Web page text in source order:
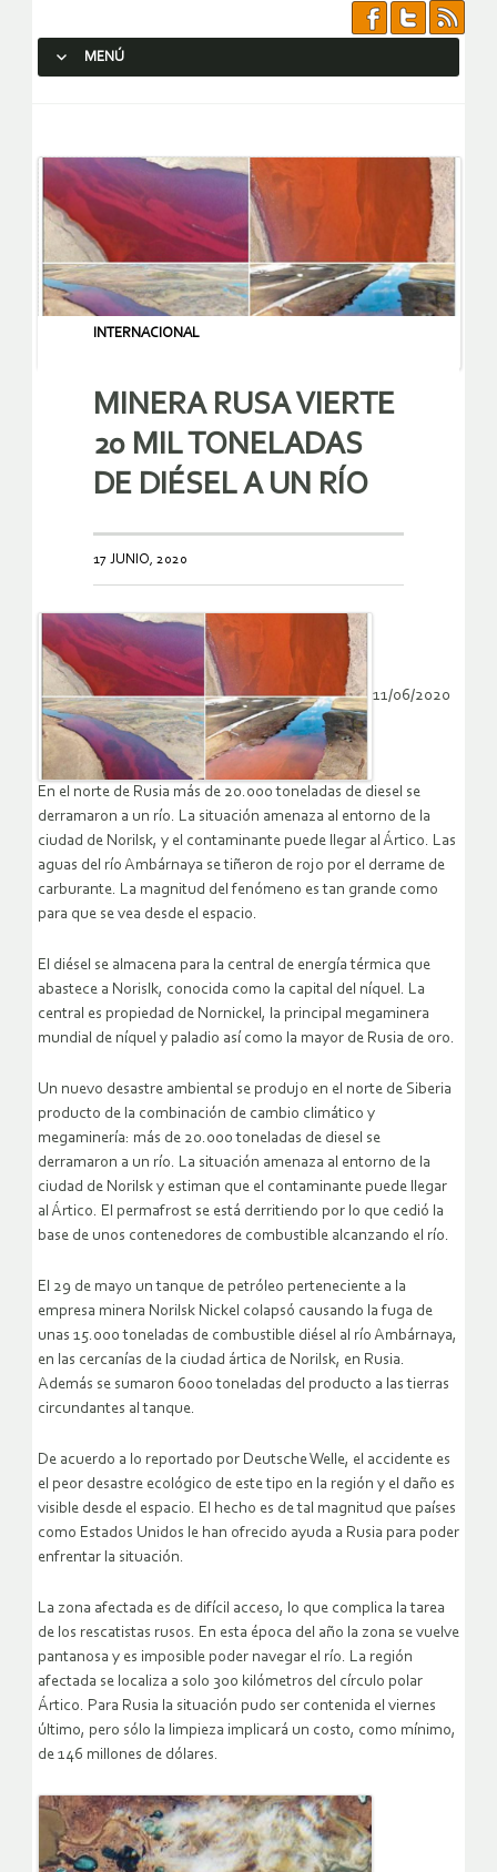
MENÚ
INTERNACIONAL
MINERA RUSA VIERTE
20 MIL TONELADAS
DE DIÉSEL A UN RÍO
17 JUNIO, 2020
11/06/2020
En el norte de Rusia más de 20.000 toneladas de diesel se
derramaron a un río. La situación amenaza al entorno de la
ciudad de Norilsk, y el contaminante puede llegar al Ártico. Las
aguas del río Ambárnaya se tiñeron de rojo por el derrame de
carburante. La magnitud del fenómeno es tan grande como
para que se vea desde el espacio.
El diésel se almacena para la central de energía térmica que
abastece a Norislk, conocida como la capital del níquel. La
central es propiedad de Nornickel, la principal megaminera
mundial de níquel y paladio así como la mayor de Rusia de oro.
Un nuevo desastre ambiental se produjo en el norte de Siberia
producto de la combinación de cambio climático y
megaminería: más de 20.000 toneladas de diesel se
derramaron a un río. La situación amenaza al entorno de la
ciudad de Norilsk y estiman que el contaminante puede llegar
al Ártico. El permafrost se está derritiendo por lo que cedió la
base de unos contenedores de combustible alcanzando el río.
El 29 de mayo un tanque de petróleo perteneciente a la
empresa minera Norilsk Nickel colapsó causando la fuga de
unas 15.000 toneladas de combustible diésel al río Ambárnaya,
en las cercanías de la ciudad ártica de Norilsk, en Rusia.
Además se sumaron 6000 toneladas del producto a las tierras
circundantes al tanque.
De acuerdo a lo reportado por Deutsche Welle, el accidente es
el peor desastre ecológico de este tipo en la región y el daño es
visible desde el espacio. El hecho es de tal magnitud que países
como Estados Unidos le han ofrecido ayuda a Rusia para poder
enfrentar la situación.
La zona afectada es de difícil acceso, lo que complica la tarea
de los rescatistas rusos. En esta época del año la zona se vuelve
pantanosa y es imposible poder navegar el río. La región
afectada se localiza a solo 300 kilómetros del círculo polar
Ártico. Para Rusia la situación pudo ser contenida el viernes
último, pero sólo la limpieza implicará un costo, como mínimo,
de 146 millones de dólares.